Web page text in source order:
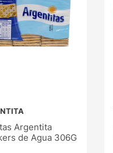
Argentita
de Agua 306G